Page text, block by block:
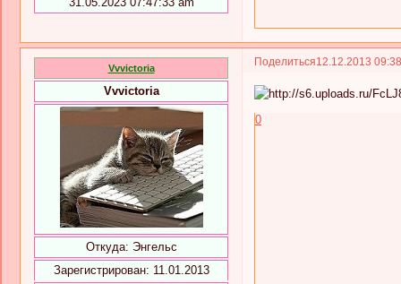
Поделиться12.12.2013
Vvvictoria
Vvvictoria
Откуда: Энгельс
Зарегистрирован: 11.01.2013
0